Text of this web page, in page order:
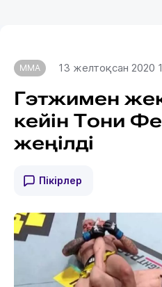
MMA 13 желтоқсан 2020
Гэтжимен
кейін Тони
жеңілді
Пікірлер